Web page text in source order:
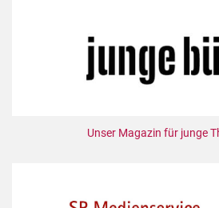
Unser Magazin für junge